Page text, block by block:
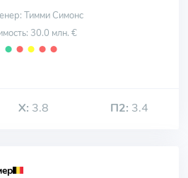
Тимми Симонс
30.0 млн. €
⬤ ⬤ ⬤ ⬤ ⬤
Х: 3.8 П2: 3.4